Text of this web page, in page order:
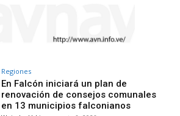
Regiones
En Falcón iniciará un plan de
renovación de consejos comunales
en 13 municipios falconianos